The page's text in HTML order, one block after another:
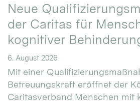
Neue
der Caritas für
kognitiver
6. August 2026
Mit einer
Betreuungskraft eröffnet der
Caritasverband Menschen mit